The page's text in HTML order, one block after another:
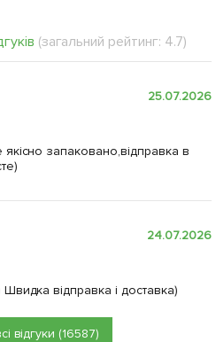
(загальний рейтинг: 4.7)
25.07.2026
запаковано,відправка в
24.07.2026
відправка і доставка)
відгуки (16587)